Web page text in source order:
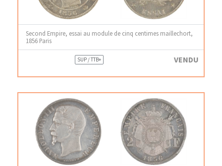
Second Empire, essai au module de cinq centimes maillechort,
1856 Paris
SUP / TTB+ VENDU